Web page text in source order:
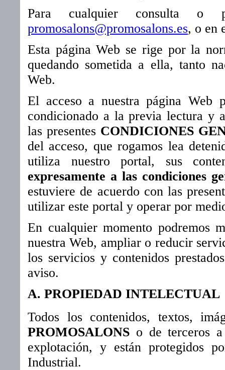
Para cualquier consulta o
promosalons@promosalons.es, o en
Esta página Web se rige por la
quedando sometida a ella, tanto
Web.
El acceso a nuestra página
condicionado a la previa lectura y
las presentes CONDICIONES
del acceso, que rogamos lea
utiliza nuestro portal, sus
expresamente a las condiciones
estuviere de acuerdo con las
utilizar este portal y operar por
En cualquier momento podremos
nuestra Web, ampliar o reducir
los servicios y contenidos
aviso.
A. PROPIEDAD INTELECTUAL
Todos los contenidos, textos,
PROMOSALONS o de terceros
explotación, y están protegidos
Industrial.